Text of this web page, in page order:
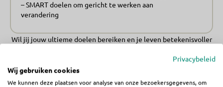
– SMART doelen om gericht te werken aan
verandering
Wil jij jouw ultieme doelen bereiken en je leven betekenisvoller
Het volledige groeitraject helpt je deze doelen helder te krijgen en
daadwerkelijk te realiseren.
Privacybeleid
Wij gebruiken cookies
We kunnen deze plaatsen voor analyse van onze bezoekersgegevens, om